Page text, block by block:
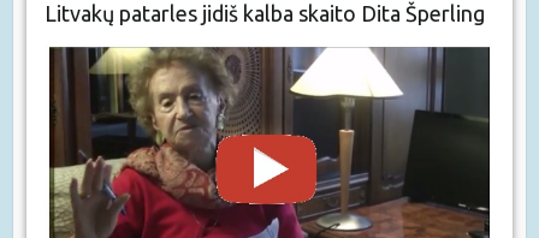
Litvakų patarles jidiš kalba skaito Dita Šperling